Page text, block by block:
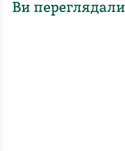
Ви переглядали